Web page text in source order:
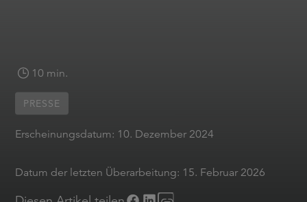
10 min.
PRESSE
Erscheinungsdatum: 10. Dezember 2024
Datum der letzten Überarbeitung: 15. Februar 2026